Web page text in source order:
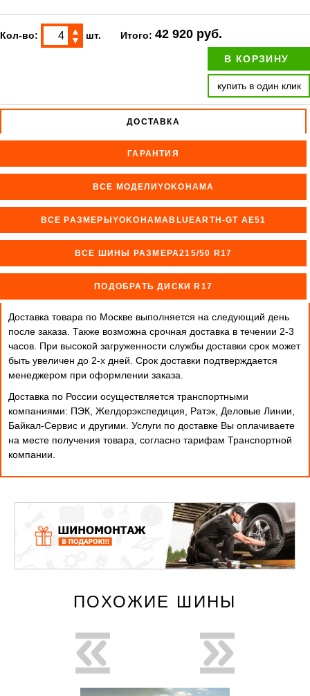
Кол-во:
▲
▼
шт. Итого: 42 920 руб.
В КОРЗИНУ
купить в один клик
ДОСТАВКА
ГАРАНТИЯ
ВСЕ МОДЕЛИYOKOHAMA
ВСЕ РАЗМЕРЫYOKOHAMABLUEARTH-GT AE51
ВСЕ ШИНЫ РАЗМЕРА215/50 R17
ПОДОБРАТЬ ДИСКИ R17
Доставка товара по Москве выполняется на следующий день
после заказа. Также возможна срочная доставка в течении 2-3
часов. При высокой загруженности службы доставки срок может
быть увеличен до 2-х дней. Cрок доставки подтверждается
менеджером при оформлении заказа.
Доставка по России осуществляется транспортными
компаниями: ПЭК, Желдорэкспедиция, Ратэк, Деловые Линии,
Байкал-Сервис и другими. Услуги по доставке Вы оплачиваете
на месте получения товара, согласно тарифам Транспортной
компании.
ПОХОЖИЕ ШИНЫ